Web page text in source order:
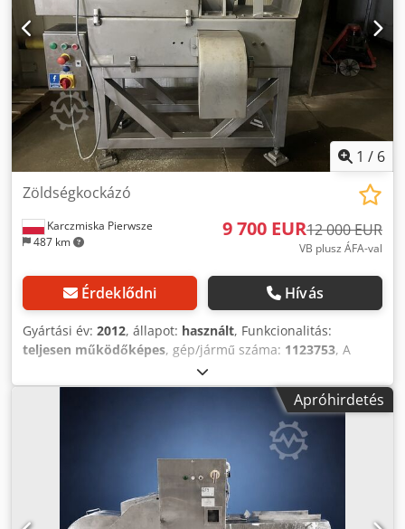
1 / 6
Karczmiska Pierwsze
487 km
Zöldségkockázó
9 700 EUR12 000 EUR
VB plusz ÁFA-val
Érdeklődni Hívás
Gyártási év: 2012, állapot: használt, Funkcionalitás:
teljesen működőképes, gép/jármű száma: 1123753, A
berendezés az alábbi paraméterekkel üzemkész: -
teljesítmény: 2,5 t/óra - motor teljesítménye: 2,2 kW
Dcodpfx Acexn Ufbo Nek - tömeg: 270 kg - hossz: 1400 mm
- szélesség: 480 mm - magasság: 1400 mm - gyártó: Azet
Apróhirdetés